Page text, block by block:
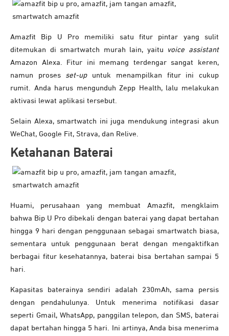
Amazfit Bip U Pro memiliki satu fitur pintar yang sulit
ditemukan di smartwatch murah lain, yaitu
voice assistant
Amazon Alexa. Fitur ini memang terdengar sangat keren,
namun proses set-upuntuk menampilkan fitur ini cukup
rumit. Anda harus mengunduh Zepp Health, lalu melakukan
aktivasi lewat aplikasi tersebut.
Selain Alexa, smartwatch ini juga mendukung integrasi akun
WeChat, Google Fit, Strava, dan Relive.
Ketahanan Baterai
Huami, perusahaan yang membuat Amazfit, mengklaim
bahwa Bip U Pro dibekali dengan baterai yang dapat bertahan
hingga 9 hari dengan penggunaan sebagai smartwatch biasa,
sementara untuk penggunaan berat dengan mengaktifkan
berbagai fitur kesehatannya, baterai bisa bertahan sampai 5
hari.
Kapasitas baterainya sendiri adalah 230mAh, sama persis
dengan pendahulunya. Untuk menerima notifikasi dasar
seperti Gmail, WhatsApp, panggilan telepon, dan SMS, baterai
dapat bertahan hingga 5 hari. Ini artinya, Anda bisa menerima